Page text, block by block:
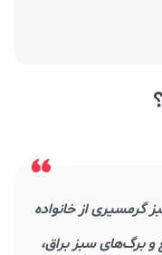
گرمسیری از خانواده
برگ‌های سبز براق،